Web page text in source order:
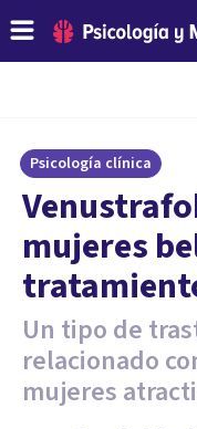
Psicología clínica
mujeres
Un tipo de
relacionado
mujeres